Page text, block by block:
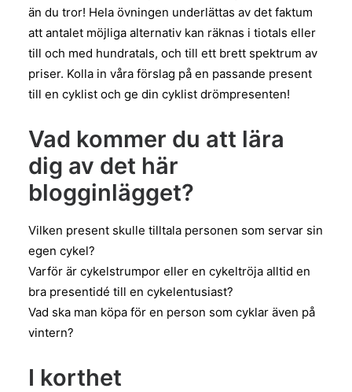
än du tror! Hela övningen underlättas av det faktum
att antalet möjliga alternativ kan räknas i tiotals eller
till och med hundratals, och till ett brett spektrum av
priser. Kolla in våra förslag på en passande present
till en cyklist och ge din cyklist drömpresenten!
Vad kommer du att lära
dig av det här
blogginlägget?
Vilken present skulle tilltala personen som servar sin
egen cykel?
Varför är cykelstrumpor eller en cykeltröja alltid en
bra presentidé till en cykelentusiast?
Vad ska man köpa för en person som cyklar även på
vintern?
I korthet